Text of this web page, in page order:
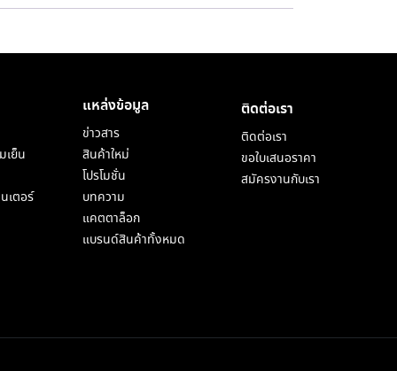
เย็น
เตอร์
แหล่งข้อมูล
ข่าวสาร
สินค้าใหม่
โปรโมชั่น
บทความ
แคตตาล็อก
แบรนด์สินค้าทั้งหมด
ติดต่อเรา
ติดต่อเรา
ขอใบเสนอราคา
สมัครงานกับเรา